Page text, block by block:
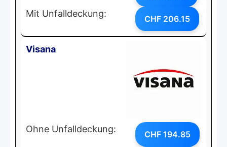
Mit Unfalldeckung: CHF 206.15
Visana
Ohne Unfalldeckung: CHF 194.85